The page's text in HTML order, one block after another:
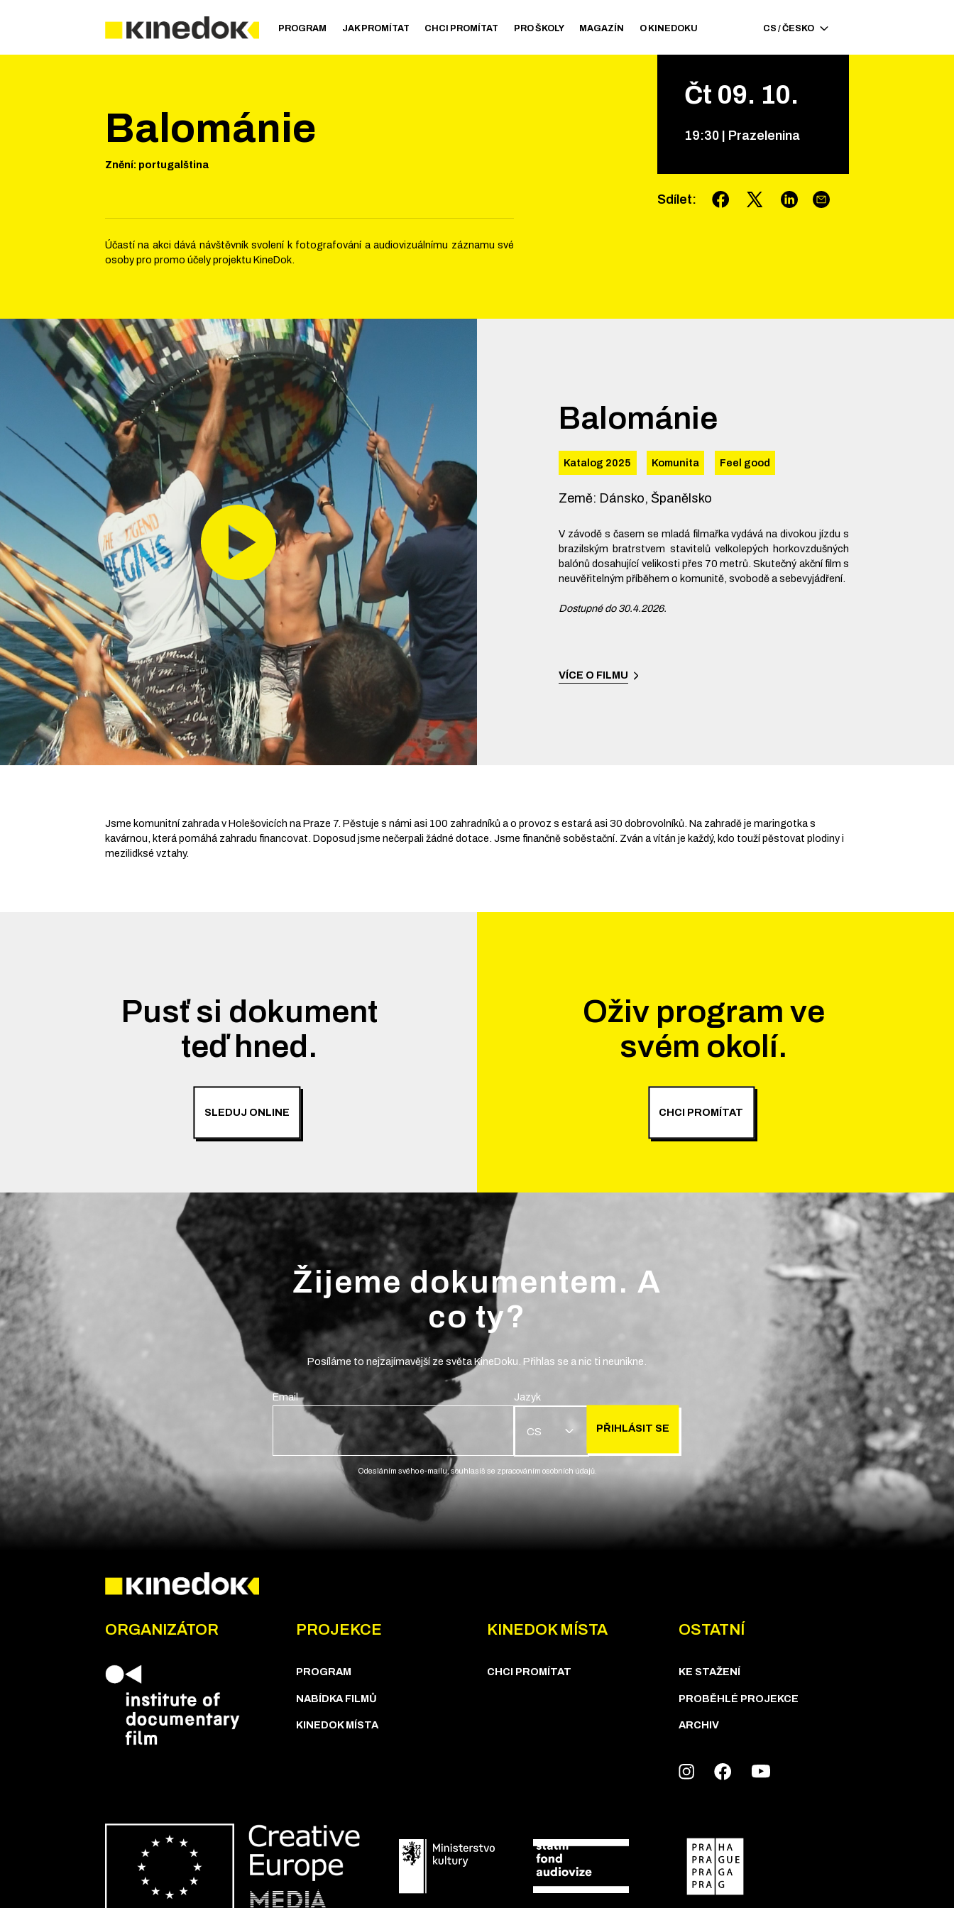
PROGRAM JAK PROMÍTAT CHCI PROMÍTAT PRO ŠKOLY MAGAZÍN O KINEDOKU CS /ČESKO
Balománie
Znění: portugalština
Účastí na akci dává návštěvník svolení k fotografování a audiovizuálnímu záznamu své
osoby pro promo účely projektu KineDok.
Čt 09. 10.
19:30| Prazelenina
Sdílet:
Balománie
Katalog 2025 Komunita Feel good
Země: Dánsko, Španělsko
V závodě s časem se mladá filmařka vydává na divokou jízdu s
brazilským bratrstvem stavitelů velkolepých horkovzdušných
balónů dosahující velikosti přes 70 metrů. Skutečný akční film s
neuvěřitelným příběhem o komunitě, svobodě a sebevyjádření.
Dostupné do 30.4.2026.
VÍCE O FILMU
Jsme komunitní zahrada v Holešovicích na Praze 7. Pěstuje s námi asi 100 zahradníků a o provoz s estará asi 30 dobrovolníků. Na zahradě je maringotka s
kavárnou, která pomáhá zahradu financovat. Doposud jsme nečerpali žádné dotace. Jsme finančně soběstační. Zván a vítán je každý, kdo touží pěstovat plodiny i
mezilidksé vztahy.
Pusť si dokument
teď hned.
SLEDUJ ONLINE
Oživ program ve
svém okolí.
CHCI PROMÍTAT
Žijeme dokumentem. A
co ty?
Posíláme to nejzajímavější ze světa KineDoku. Přihlas se a nic ti neunikne.
Email Jazyk
CS PŘIHLÁSIT SE
Odesláním svého e-mailu, souhlasíš se zpracováním osobních údajů.
ORGANIZÁTOR PROJEKCE
PROGRAM
NABÍDKA FILMŮ
KINEDOK MÍSTA
KINEDOK MÍSTA
CHCI PROMÍTAT
OSTATNÍ
KE STAŽENÍ
PROBĚHLÉ PROJEKCE
ARCHIV